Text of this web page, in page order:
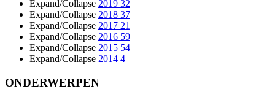
Expand/Collapse 2019 32
Expand/Collapse 2018 37
Expand/Collapse 2017 21
Expand/Collapse 2016 59
Expand/Collapse 2015 54
Expand/Collapse 2014 4
ONDERWERPEN